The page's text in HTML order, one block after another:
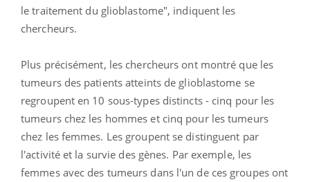
le traitement du glioblastome", indiquent les
chercheurs.
Plus précisément, les chercheurs ont montré que les
tumeurs des patients atteints de glioblastome se
regroupent en 10 sous-types distincts - cinq pour les
tumeurs chez les hommes et cinq pour les tumeurs
chez les femmes. Les groupent se distinguent par
l'activité et la survie des gènes. Par exemple, les
femmes avec des tumeurs dans l'un de ces groupes ont